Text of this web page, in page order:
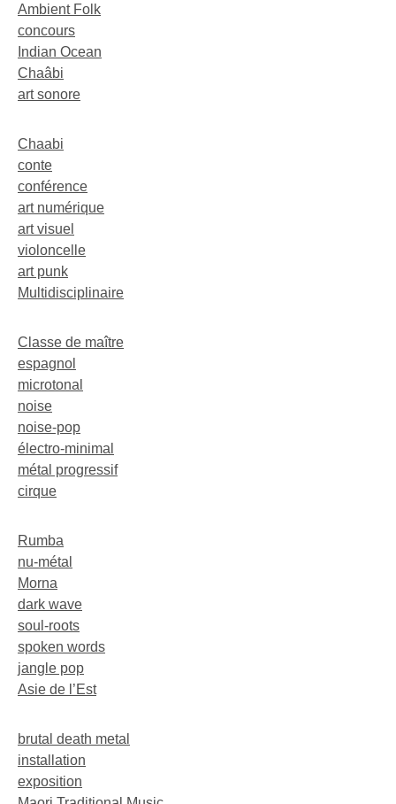
Ambient Folk
concours
Indian Ocean
Chaâbi
art sonore
Chaabi
conte
conférence
art numérique
art visuel
violoncelle
art punk
Multidisciplinaire
Classe de maître
espagnol
microtonal
noise
noise-pop
électro-minimal
métal progressif
cirque
Rumba
nu-métal
Morna
dark wave
soul-roots
spoken words
jangle pop
Asie de l’Est
brutal death metal
installation
exposition